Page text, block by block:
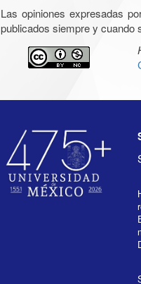
Las opiniones expresadas
publicados siempre y cuando